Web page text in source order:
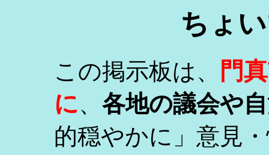
ちょ
この掲示板は、
門
に、 各地の議会や
的穏やかに」意見